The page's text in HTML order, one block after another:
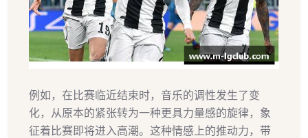
例如，在比赛临近结束时，音乐的调性发生了变
化，从原本的紧张转为一种更具力量感的旋律，象
征着比赛即将进入高潮。这种情感上的推动力，带